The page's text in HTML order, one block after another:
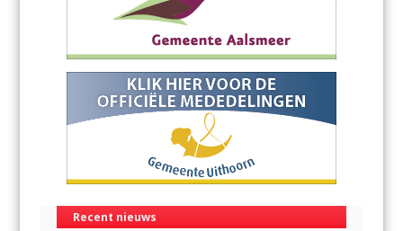
Recent nieuws